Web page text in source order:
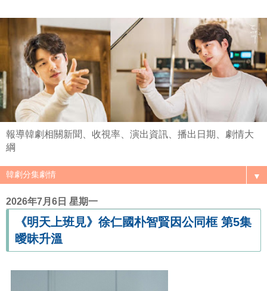
報導韓劇相關新聞、收視率、演出資訊、播出日期、劇情大
綱
▼
2026年7月6日 星期一
《明天上班見》徐仁國朴智賢因公同框 第5集
曖昧升溫